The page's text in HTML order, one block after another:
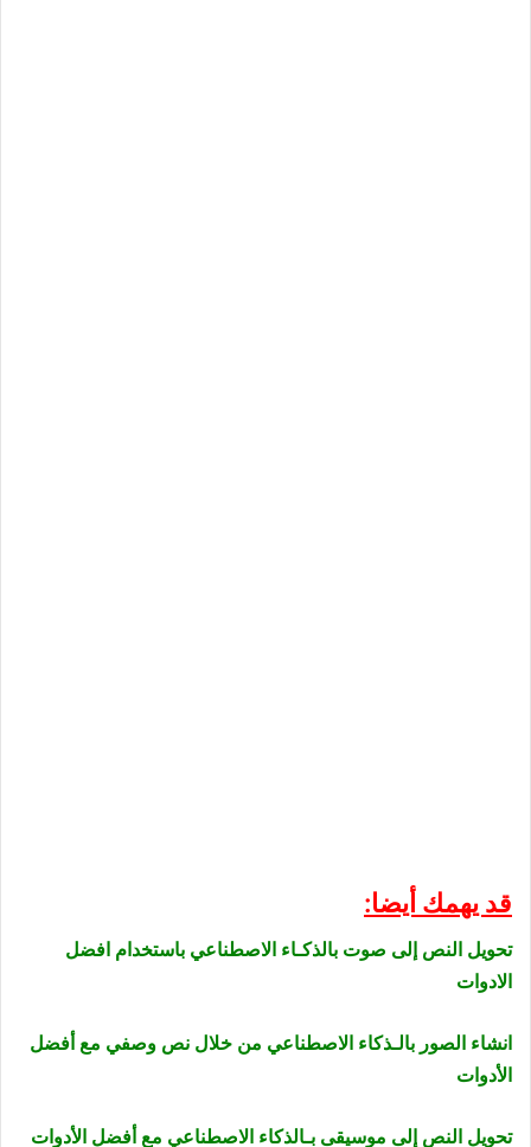
قد يهمك أيضا:
تحويل النص إلى صوت بالذكـاء الاصطناعي باستخدام افضل
الادوات
انشاء الصور بالـذكاء الاصطناعي من خلال نص وصفي مع أفضل
الأدوات
تحويل النص إلى موسيقى بـالذكاء الاصطناعي مع أفضل الأدوات